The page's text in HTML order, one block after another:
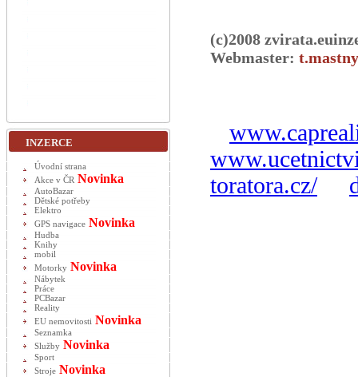
(c)2008
Webmaster:
toratora.cz/
INZERCE
Úvodní strana
Akce v ČR Novinka
AutoBazar
Dětské potřeby
Elektro
GPS navigace Novinka
Hudba
Knihy
mobil
Motorky Novinka
Nábytek
Práce
PCBazar
Reality
EU nemovitosti Novinka
Seznamka
Služby Novinka
Sport
Stroje Novinka